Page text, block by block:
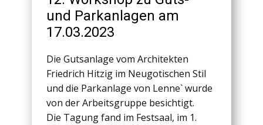
und Parkanlagen am
17.03.2023
Die Gutsanlage vom Architekten
Friedrich Hitzig im Neugotischen Stil
und die Parkanlage von Lenne` wurde
von der Arbeitsgruppe besichtigt.
Die Tagung fand im Festsaal, im 1.